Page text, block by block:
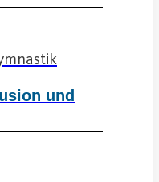
und